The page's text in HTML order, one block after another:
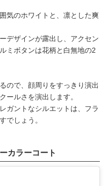
気のホワイトと、凛とした爽
デザインが露出し、アクセン
ミボタンは花柄と白無地の2
ので、顔周りをすっきり演出
ールさを演出します。
ガントなシルエットは、フラ
でしょう。
カラーコート